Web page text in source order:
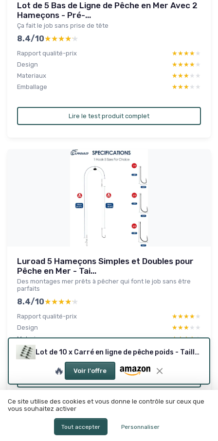
Lot de 5 Bas de Ligne de Pêche en Mer Avec 2
Hameçons - Pré-...
Ça fait le job sans prise de tête
8.4/10★★★★★
★★★★★
Rapport qualité-prix ★★★★★
★★★★★
Design
★★★★★
★★★★★
Materiaux
★★★★★
★★★★★
Emballage
★★★★★
★★★★★
Lire le test produit complet
Luroad 5 Hameçons Simples et Doubles pour
Pêche en Mer - Tai...
Des montages mer prêts à pêcher qui font le job sans être
parfaits
8.4/10★★★★★
★★★★★
Rapport qualité-prix ★★★★★
★★★★★
Design
★★★★★
★★★★★
Materiaux
★★★★★
★★★★★
Durabilite
★★★★★
★★★★★
Lire le test produit complet
Lot de 10 x Carré en ligne de pêche poids - Tailles 3 oz - La carpe/Pêche
🔥 Voir l'offre
Ce site utilise des cookies et vous donne le contrôle sur ceux que
vous souhaitez activer
Tout accepter Personnaliser